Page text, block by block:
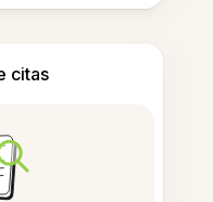
citas